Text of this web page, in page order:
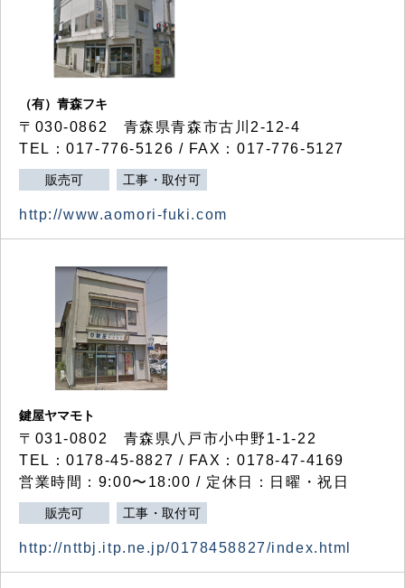
（有）青森フキ
〒030-0862 青森県青森市古川2-12-4
TEL：017-776-5126 / FAX：017-776-5127
販売可 工事・取付可
http://www.aomori-fuki.com
鍵屋ヤマモト
〒031-0802 青森県八戸市小中野1-1-22
TEL：0178-45-8827 / FAX：0178-47-4169
営業時間：9:00〜18:00 / 定休日：日曜・祝日
販売可 工事・取付可
http://nttbj.itp.ne.jp/0178458827/index.html